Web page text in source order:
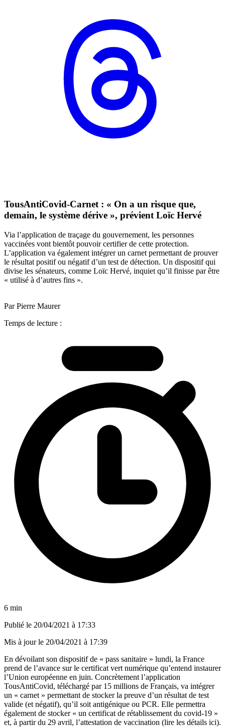
TousAntiCovid-Carnet : « On a un risque que,
demain, le système dérive », prévient Loïc Hervé
Via l’application de traçage du gouvernement, les personnes
vaccinées vont bientôt pouvoir certifier de cette protection.
L’application va également intégrer un carnet permettant de prouver
le résultat positif ou négatif d’un test de détection. Un dispositif qui
divise les sénateurs, comme Loïc Hervé, inquiet qu’il finisse par être
« utilisé à d’autres fins ».
Par Pierre Maurer
Temps de lecture :
6 min
Publié le 20/04/2021 à 17:33
Mis à jour le 20/04/2021 à 17:39
En dévoilant son dispositif de « pass sanitaire » lundi, la France
prend de l’avance sur le certificat vert numérique qu’entend instaurer
l’Union européenne en juin. Concrètement l’application
TousAntiCovid, téléchargé par 15 millions de Français, va intégrer
un « carnet » permettant de stocker la preuve d’un résultat de test
valide (et négatif), qu’il soit antigénique ou PCR. Elle permettra
également de stocker « un certificat de rétablissement du covid-19 »
et, à partir du 29 avril, l’attestation de vaccination (lire les détails ici).